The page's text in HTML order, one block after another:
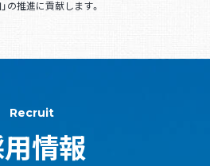
の推進に貢献します。
Recruit
情報